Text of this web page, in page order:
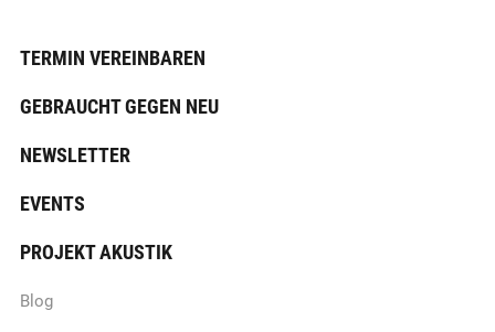
TERMIN VEREINBAREN
GEBRAUCHT GEGEN NEU
NEWSLETTER
EVENTS
PROJEKT AKUSTIK
Blog